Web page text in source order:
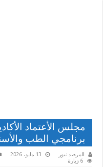
مجلس الأعتماد
برنامجي الطب
المرصد نيوز 13 مايو، 2026
6 زيارة